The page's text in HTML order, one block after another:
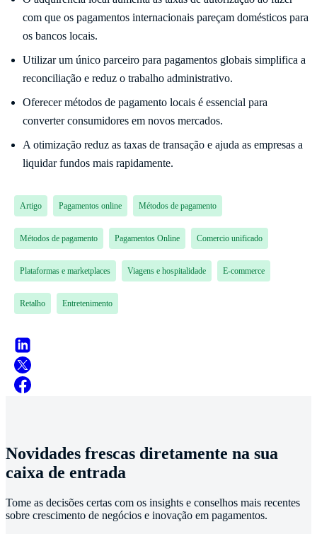
com que os pagamentos internacionais pareçam domésticos para
os bancos locais.
Utilizar um único parceiro para pagamentos globais simplifica a
reconciliação e reduz o trabalho administrativo.
Oferecer métodos de pagamento locais é essencial para
converter consumidores em novos mercados.
A otimização reduz as taxas de transação e ajuda as empresas a
liquidar fundos mais rapidamente.
Artigo Pagamentos online Métodos de pagamento
Métodos de pagamento Pagamentos Online Comercio unificado
Plataformas e marketplaces Viagens e hospitalidade E-commerce
Retalho Entretenimento
Novidades frescas diretamente na sua
caixa de entrada
Tome as decisões certas com os insights e conselhos mais recentes
sobre crescimento de negócios e inovação em pagamentos.